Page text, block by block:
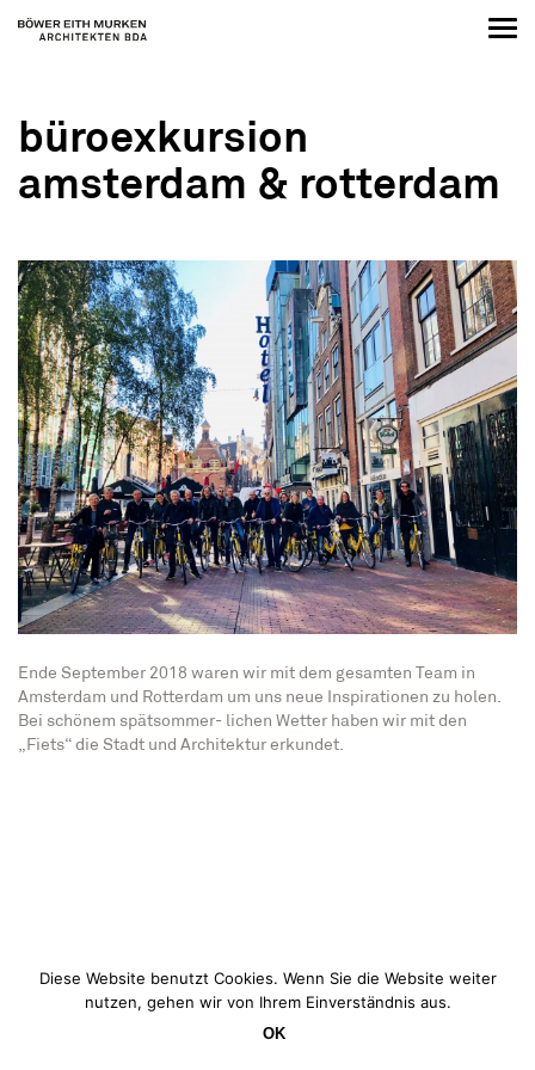
büroexkursion
amsterdam & rotterdam
Ende September 2018 waren wir mit dem gesamten Team in
Amsterdam und Rotterdam um uns neue Inspirationen zu holen.
Bei schönem spätsommer- lichen Wetter haben wir mit den
„Fiets“ die Stadt und Architektur erkundet.
Diese Website benutzt Cookies. Wenn Sie die Website weiter
nutzen, gehen wir von Ihrem Einverständnis aus.
OK